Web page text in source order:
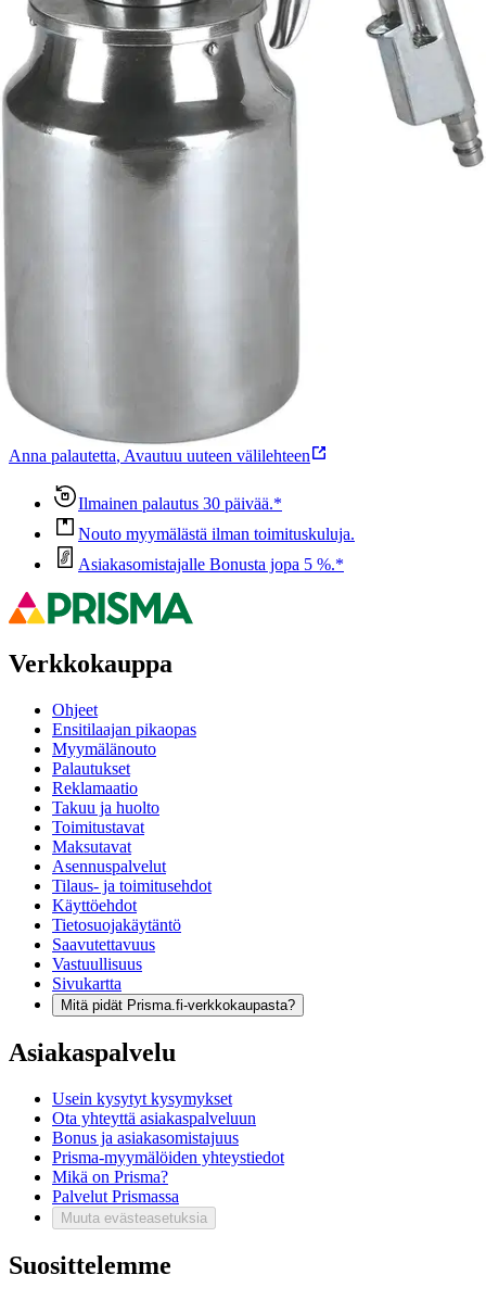
Tuotekuvaus
Hiekkapuhalluslaite säiliöllä. Metallisäiliö 1 l ja 5 mm suutin.
Ovatko tuotetiedot riittävät? Jos tuotetiedoissa on puutteita tai niitä
voisi muuten parantaa, anna palautetta.
Anna palautetta, Avautuu uuteen välilehteen
Ilmainen palautus 30 päivää.*
Nouto myymälästä ilman toimituskuluja.
Asiakasomistajalle Bonusta jopa 5 %.*
Verkkokauppa
Ohjeet
Ensitilaajan pikaopas
Myymälänouto
Palautukset
Reklamaatio
Takuu ja huolto
Toimitustavat
Maksutavat
Asennuspalvelut
Tilaus- ja toimitusehdot
Käyttöehdot
Tietosuojakäytäntö
Saavutettavuus
Vastuullisuus
Sivukartta
Mitä pidät Prisma.fi-verkkokaupasta?
Asiakaspalvelu
Usein kysytyt kysymykset
Ota yhteyttä asiakaspalveluun
Bonus ja asiakasomistajuus
Prisma-myymälöiden yhteystiedot
Mikä on Prisma?
Palvelut Prismassa
Muuta evästeasetuksia
Suosittelemme